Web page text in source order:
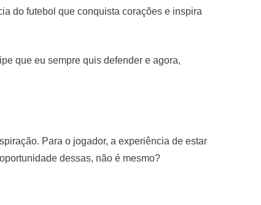
do futebol que conquista corações e inspira
que eu sempre quis defender e agora,
Para o jogador, a experiência de estar
dessas, não é mesmo?